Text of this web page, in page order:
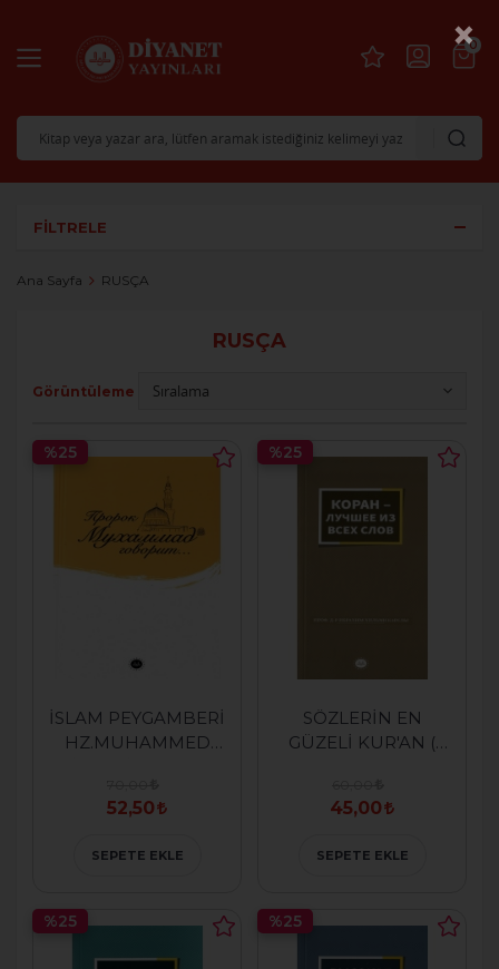
0
FILTRELE
Ana Sayfa RUSÇA
RUSÇA
Görüntüleme
İSLAM PEYGAMBERİ
HZ.MUHAMMED
52,50
%25
SEPETE EKLE
SÖZLERİN EN
GÜZELİ KUR'AN (
45,00
%25
SEPETE EKLE
%25 %25
×